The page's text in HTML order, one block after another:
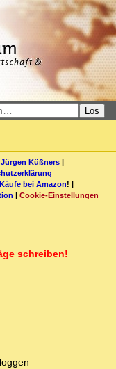
Los
Küßners |
Käufe bei Amazon! |
| Cookie-Einstellungen
schreiben!